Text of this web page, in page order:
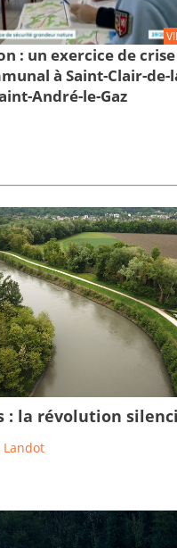
: un exercice de crise
à Saint-Clair-de-
André-le-Gaz
: la révolution
Landot